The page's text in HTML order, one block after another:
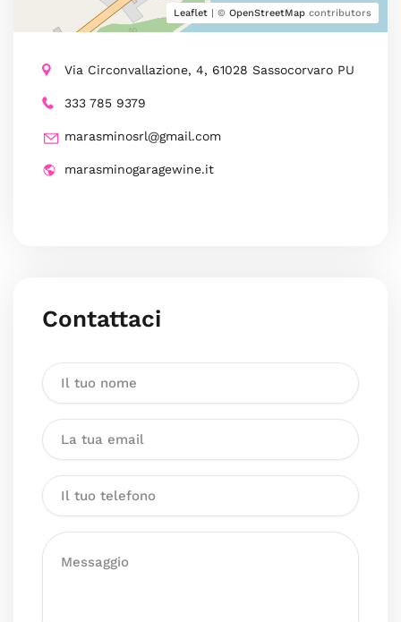
Leaflet | © OpenStreetMap contributors
Via Circonvallazione, 4, 61028 Sassocorvaro PU
333 785 9379
marasminosrl@gmail.com
marasminogaragewine.it
Contattaci